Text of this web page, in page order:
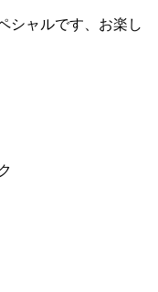
シャルです、お楽し